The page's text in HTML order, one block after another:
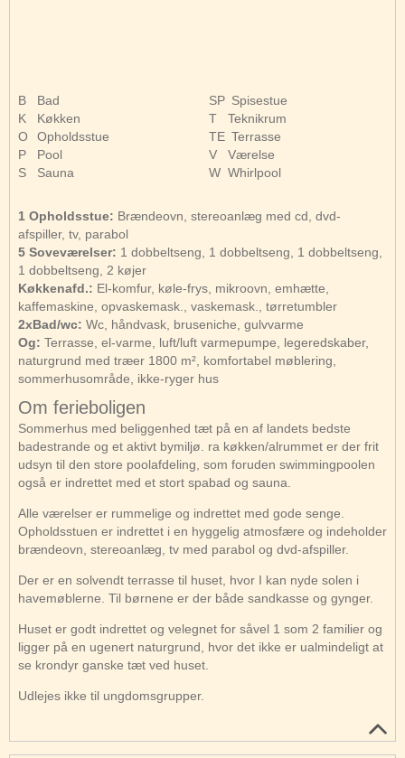
B
Bad
K
Køkken
O
Opholdsstue
P
Pool
S
Sauna
SP Spisestue
T
Teknikrum
TE Terrasse
V
Værelse
W Whirlpool
1 Opholdsstue: Brændeovn, stereoanlæg med cd, dvd-
afspiller, tv, parabol
5 Soveværelser: 1 dobbeltseng, 1 dobbeltseng, 1 dobbeltseng,
1 dobbeltseng, 2 køjer
Køkkenafd.: El-komfur, køle-frys, mikroovn, emhætte,
kaffemaskine, opvaskemask., vaskemask., tørretumbler
2xBad/wc: Wc, håndvask, bruseniche, gulvvarme
Og: Terrasse, el-varme, luft/luft varmepumpe, legeredskaber,
naturgrund med træer 1800 m², komfortabel møblering,
sommerhusområde, ikke-ryger hus
Om ferieboligen
Sommerhus med beliggenhed tæt på en af landets bedste
badestrande og et aktivt bymiljø. ra køkken/alrummet er der frit
udsyn til den store poolafdeling, som foruden swimmingpoolen
også er indrettet med et stort spabad og sauna.
Alle værelser er rummelige og indrettet med gode senge.
Opholdsstuen er indrettet i en hyggelig atmosfære og indeholder
brændeovn, stereoanlæg, tv med parabol og dvd-afspiller.
Der er en solvendt terrasse til huset, hvor I kan nyde solen i
havemøblerne. Til børnene er der både sandkasse og gynger.
Huset er godt indrettet og velegnet for såvel 1 som 2 familier og
ligger på en ugenert naturgrund, hvor det ikke er ualmindeligt at
se krondyr ganske tæt ved huset.
Udlejes ikke til ungdomsgrupper.